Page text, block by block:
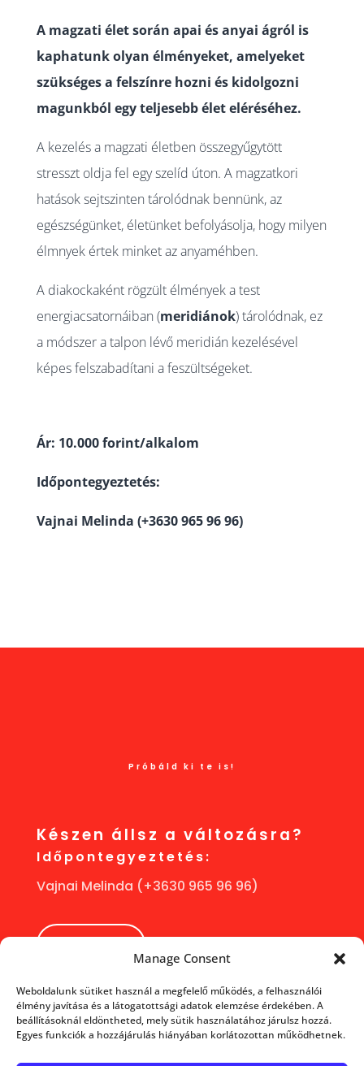
Manage Consent
Weboldalunk sütiket használ a megfelelő működés, a felhasználói
élmény javítása és a látogatottsági adatok elemzése érdekében. A
beállításoknál eldöntheted, mely sütik használatához járulsz hozzá.
Egyes funkciók a hozzájárulás hiányában korlátozottan működhetnek.
A magzati élet során apai és anyai ágról is
kaphatunk olyan élményeket, amelyeket
szükséges a felszínre hozni és kidolgozni
magunkból egy teljesebb élet eléréséhez.
A kezelés a magzati életben összegyűgytött
stresszt oldja fel egy szelíd úton. A magzatkori
hatások sejtszinten tárolódnak bennünk, az
egészségünket, életünket befolyásolja, hogy milyen
élmnyek értek minket az anyaméhben.
A diakockaként rögzült élmények a test
energiacsatornáiban (meridiánok) tárolódnak, ez
a módszer a talpon lévő meridián kezelésével
képes felszabadítani a feszültségeket.
Ár: 10.000 forint/alkalom
Időpontegyeztetés:
Vajnai Melinda (+3630 965 96 96)
Próbáld ki te is!
Készen állsz a változásra?
Időpontegyeztetés:
Vajnai Melinda (+3630 965 96 96)